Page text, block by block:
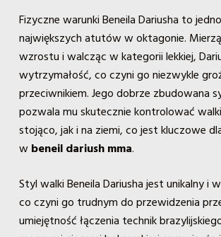
Fizyczne warunki Beneila Dariusha to
największych atutów w oktagonie.
wzrostu i walcząc w kategorii lekkiej,
wytrzymałość, co czyni go niezwykle
przeciwnikiem. Jego dobrze zbudowana
pozwala mu skutecznie kontrolować
stojąco, jak i na ziemi, co jest kluczowe
w beneil dariush mma.
Styl walki Beneila Dariusha jest unikalny i
co czyni go trudnym do przewidzenia
umiejętność łączenia technik